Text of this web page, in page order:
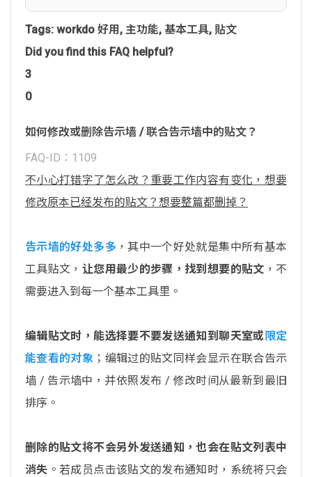
Tags: workdo 好用, 主功能, 基本工具, 貼文
Did you find this FAQ helpful?
3
0
如何修改或删除告示墙 / 联合告示墙中的贴文？
FAQ-ID：1109
不小心打错字了怎么改？重要工作内容有变化，想要
修改原本已经发布的贴文？想要整篇都删掉？
告示墙的好处多多 ，其中一个好处就是集中所有基本
工具贴文， 让您用最少的步骤，找到想要的贴文 ，不
需要进入到每一个基本工具里。
编辑贴文时，能选择要不要发送通知到聊天室或 限定
能查看的对象 ；编辑过的贴文同样会显示在联合告示
墙 / 告示墙中，并依照发布 / 修改时间从最新到最旧
排序。
删除的贴文将不会另外发送通知，也会在贴文列表中
消失 。若成员点击该贴文的发布通知时，系统将只会